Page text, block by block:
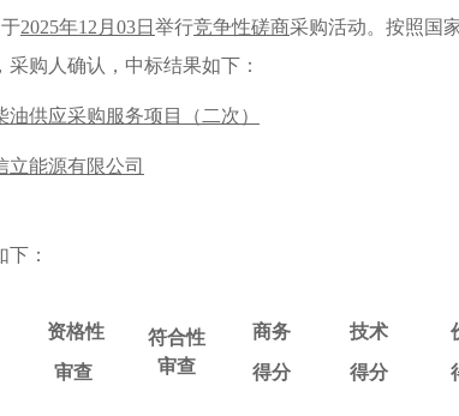
于2025年12月03日 举行竞争性磋商采购活动。按照国
购人确认，中标结果如下：
供应采购服务项目（二次）
立能源有限公司
：
资格性
审查
符合性
审查
商务
得分
技术
得分